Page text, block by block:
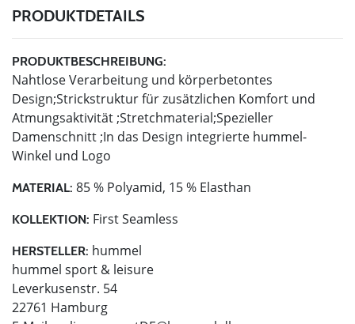
PRODUKTDETAILS
PRODUKTBESCHREIBUNG:
Nahtlose Verarbeitung und körperbetontes
Design;Strickstruktur für zusätzlichen Komfort und
Atmungsaktivität ;Stretchmaterial;Spezieller
Damenschnitt ;In das Design integrierte hummel-
Winkel und Logo
MATERIAL: 85 % Polyamid, 15 % Elasthan
KOLLEKTION: First Seamless
HERSTELLER: hummel
hummel sport & leisure
Leverkusenstr. 54
22761 Hamburg